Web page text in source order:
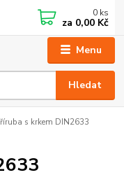
Menu
Hledat
0 ks
za 0,00 Kč
s krkem DIN2633